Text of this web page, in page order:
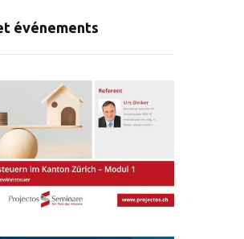
événements